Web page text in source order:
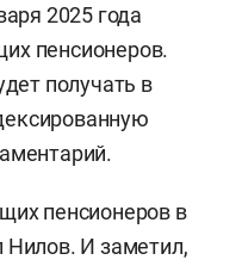
2025 года
пенсионеров.
получать в
пенсионеров в
Нилов. И заметил,